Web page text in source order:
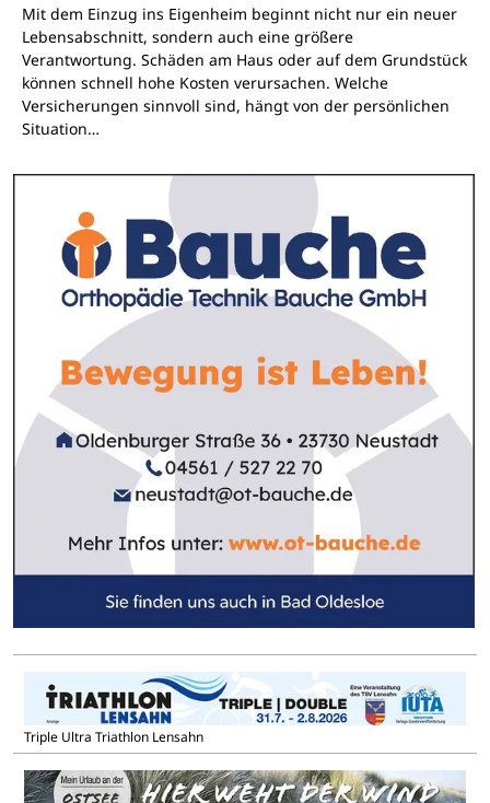
Mit dem Einzug ins Eigenheim beginnt nicht nur ein neuer
Lebensabschnitt, sondern auch eine größere
Verantwortung. Schäden am Haus oder auf dem Grundstück
können schnell hohe Kosten verursachen. Welche
Versicherungen sinnvoll sind, hängt von der persönlichen
Situation…
Triple Ultra Triathlon Lensahn